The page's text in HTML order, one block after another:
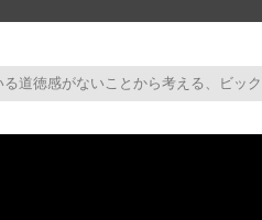
道徳感がないことから考える、ビッ